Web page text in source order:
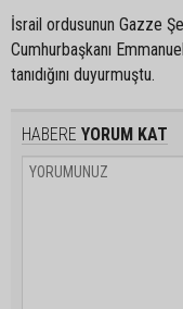
İsrail ordusunun Gazze
Cumhurbaşkanı
tanıdığını duyurmuştu.
HABERE YORUM KAT